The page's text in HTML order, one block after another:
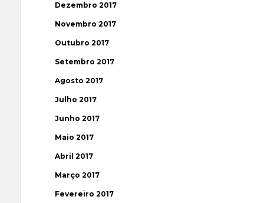
Dezembro 2017
Novembro 2017
Outubro 2017
Setembro 2017
Agosto 2017
Julho 2017
Junho 2017
Maio 2017
Abril 2017
Março 2017
Fevereiro 2017